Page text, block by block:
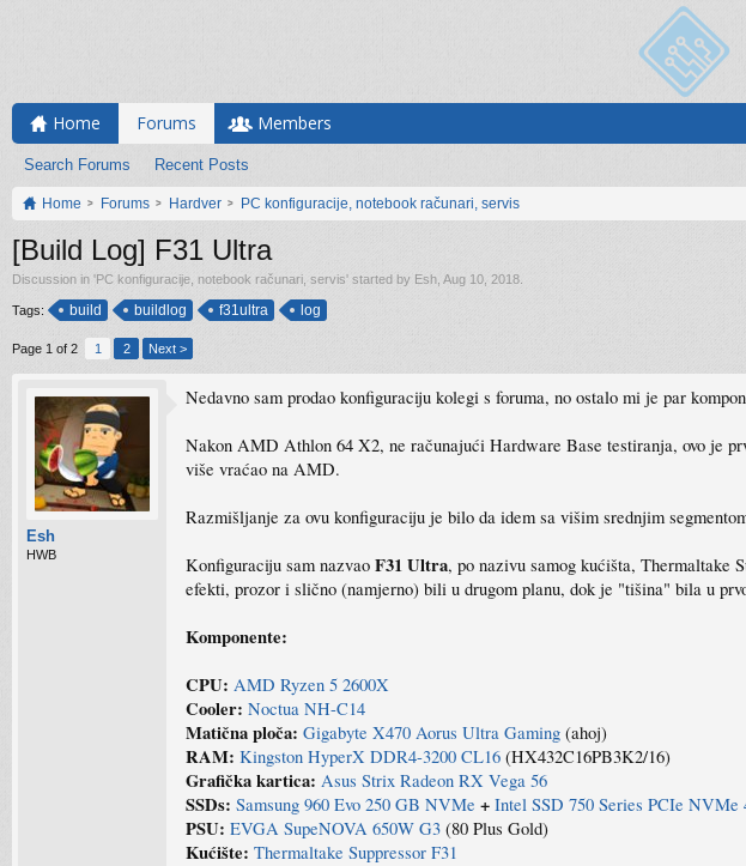
Home Forums
Search Forums Recent Posts
Members
Home Forums Hardver PC konfiguracije, notebook računari, servis
[Build Log] F31 Ultra
Discussion in 'PC konfiguracije, notebook računari, servis' started by Esh Aug 10, 2018
Tags: build buildlog f31ultra log
Page 1 of 2 1 2 Next >
Esh
HWB
Nedavno sam prodao konfiguraciju kolegi s foruma, no ostalo mi je par
Nakon AMD Athlon 64 X2, ne računajući Hardware Base testiranja, ovo je
više vraćao na AMD.
Razmišljanje za ovu konfiguraciju je bilo da idem sa višim srednjim
Konfiguraciju sam nazvao F31 Ultra, po nazivu samog kućišta, Thermaltake
efekti, prozor i slično (namjerno) bili u drugom planu, dok je "tišina" bila u
Komponente:
CPU: AMD Ryzen 5 2600X
Cooler: Noctua NH-C14
Matična ploča: Gigabyte X470 Aorus Ultra Gaming (ahoj)
RAM: Kingston HyperX DDR4-3200 CL16 (HX432C16PB3K2/16)
Grafička kartica: Asus Strix Radeon RX Vega 56
SSDs: Samsung 960 Evo 250 GB NVMe + Intel SSD 750 Series PCIe NVMe
PSU: EVGA SupeNOVA 650W G3 (80 Plus Gold)
Kućište: Thermaltake Suppressor F31